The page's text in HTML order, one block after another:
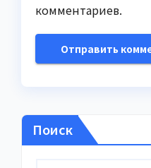
комментариев.
Поиск